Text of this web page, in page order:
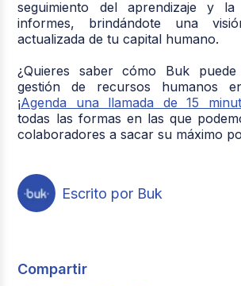
seguimiento del aprendizaje y la
informes, brindándote una
actualizada de tu capital humano.
¿Quieres saber cómo Buk
gestión de recursos humanos
¡Agenda una llamada de 15
todas las formas en las que
colaboradores a sacar su máximo
Escrito por Buk
Compartir